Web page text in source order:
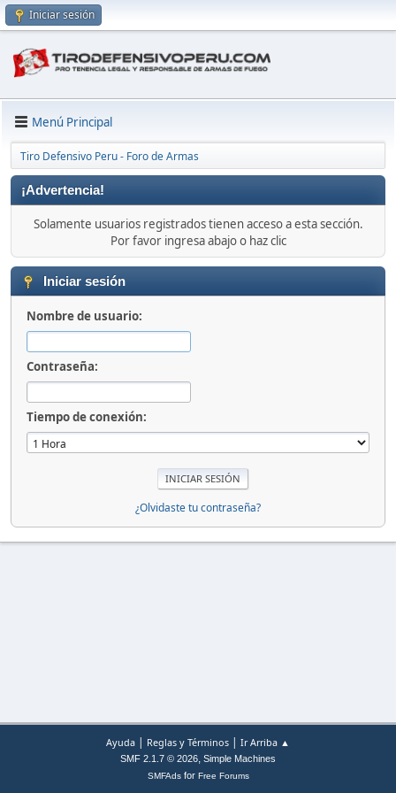
Iniciar sesión
Menú Principal
Tiro Defensivo Peru - Foro de Armas
¡Advertencia!
Solamente usuarios registrados tienen acceso a esta sección.
Por favor ingresa abajo o haz clic
Iniciar sesión
Nombre de usuario:
Contraseña:
Tiempo de conexión:
¿Olvidaste tu contraseña?
Ayuda | Reglas y Términos | Ir Arriba ▲
SMF 2.1.7 © 2026, Simple Machines
SMFAdsfor Free Forums